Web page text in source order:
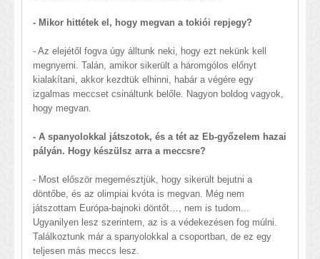
- Mikor hittétek el, hogy megvan a tokiói repjegy?
- Az elejétől fogva úgy álltunk neki, hogy ezt nekünk kell
megnyerni. Talán, amikor sikerült a háromgólos előnyt
kialakítani, akkor kezdtük elhinni, habár a végére egy
izgalmas meccset csináltunk belőle. Nagyon boldog vagyok,
hogy megvan.
- A spanyolokkal játszotok, és a tét az Eb-győzelem hazai
pályán. Hogy készülsz arra a meccsre?
- Most először megemésztjük, hogy sikerült bejutni a
döntőbe, és az olimpiai kvóta is megvan. Még nem
játszottam Európa-bajnoki döntőt…, nem is tudom...
Ugyanilyen lesz szerintem, az is a védekezésen fog múlni.
Találkoztunk már a spanyolokkal a csoportban, de ez egy
teljesen más meccs lesz.